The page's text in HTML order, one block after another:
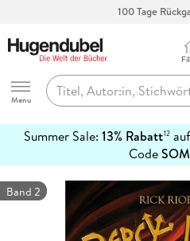
Abholung in
Hugendubel
Menu
Summer Sale: 13% Rabatt12
Code
erfahren
Band 2